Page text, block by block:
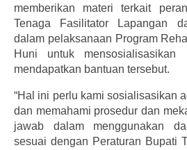
memberikan materi terkait
Tenaga Fasilitator Lapangan
dalam pelaksanaan Program
Huni untuk
mendapatkan bantuan tersebut.
“Hal ini perlu kami sosialisasikan
dan memahami prosedur dan
jawab dalam menggunakan
sesuai dengan Peraturan Bupati